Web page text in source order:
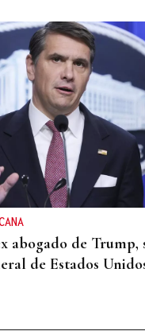
abogado de Trump,
de Estados